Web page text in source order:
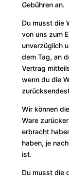
Gebühren an.
Du musst die
von uns zum
unverzüglich
dem Tag, an
Vertrag
wenn du die
Wir können
Ware
erbracht
haben, je
ist.
Du musst die